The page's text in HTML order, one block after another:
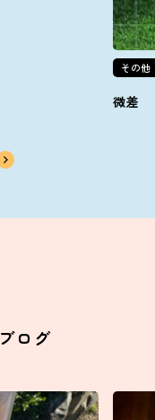
その他
微差
ログ